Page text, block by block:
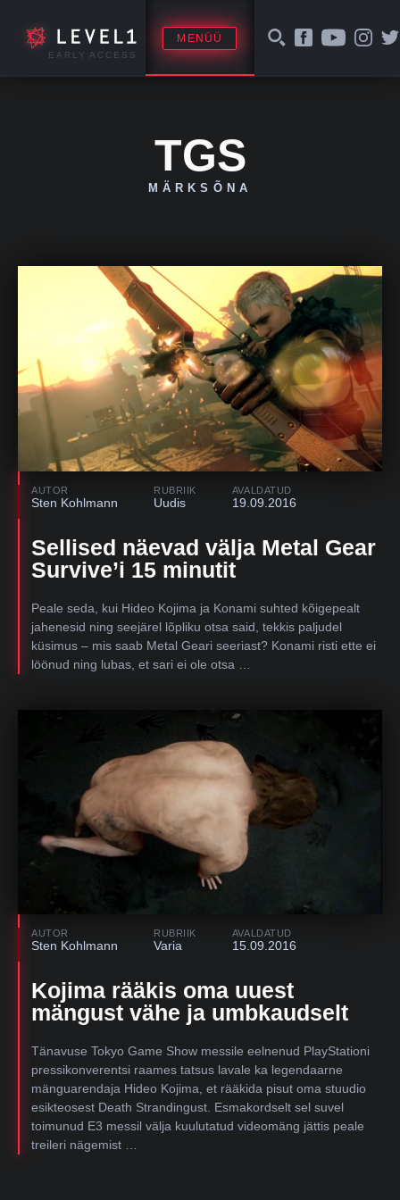
EARLY ACCESS
MENÜÜ
TGS
MÄRKSÕNA
AUTOR
Sten Kohlmann
RUBRIIK
Uudis
AVALDATUD
19.09.2016
Sellised näevad välja Metal Gear
Survive’i 15 minutit
Peale seda, kui Hideo Kojima ja Konami suhted kõigepealt
jahenesid ning seejärel lõpliku otsa said, tekkis paljudel
küsimus – mis saab Metal Geari seeriast? Konami risti ette ei
löönud ning lubas, et sari ei ole otsa …
AUTOR
Sten Kohlmann
RUBRIIK
Varia
AVALDATUD
15.09.2016
Kojima rääkis oma uuest
mängust vähe ja umbkaudselt
Tänavuse Tokyo Game Show messile eelnenud PlayStationi
pressikonverentsi raames tatsus lavale ka legendaarne
mänguarendaja Hideo Kojima, et rääkida pisut oma stuudio
esikteosest Death Strandingust. Esmakordselt sel suvel
toimunud E3 messil välja kuulutatud videomäng jättis peale
treileri nägemist …